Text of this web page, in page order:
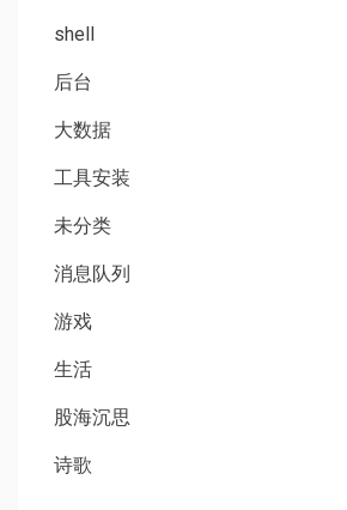
shell
后台
大数据
工具安装
未分类
消息队列
游戏
生活
股海沉思
诗歌